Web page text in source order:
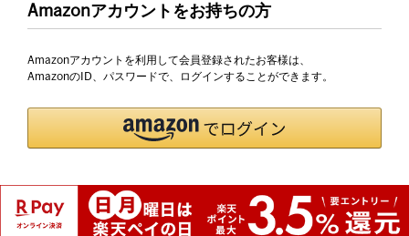
Amazonアカウントをお持ちの方
Amazonアカウントを利用して会員登録されたお客様は、
AmazonのID、パスワードで、ログインすることができます。